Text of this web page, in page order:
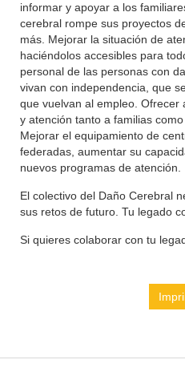
informar y apoyar a los
cerebral rompe sus proyectos
más. Mejorar la situación de
haciéndolos accesibles para
personal de las personas con
vivan con independencia, que
que vuelvan al empleo. Ofrecer
y atención tanto a familias
Mejorar el equipamiento de
federadas, aumentar su
nuevos programas de atención.
El colectivo del Daño Cerebral
sus retos de futuro. Tu legado
Si quieres colaborar con tu